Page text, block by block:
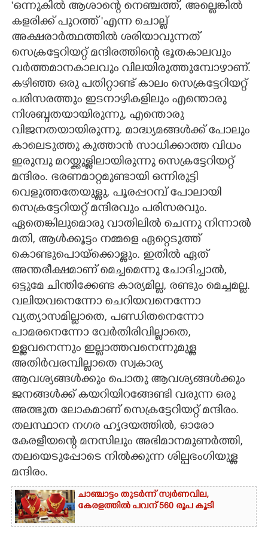
CARTOONS
LITERATURE
ZOOM
CONTACT US
'ഒന്നുകിൽ ആശാന്റെ നെഞ്ചത്ത്, അല്ലെങ്കിൽ
കളരിക്ക് പുറത്ത് 'എന്ന ചൊല്ല്
അക്ഷരാർത്ഥത്തിൽ ശരിയാവുന്നത്
സെക്രട്ടേറിയറ്റ് മന്ദിരത്തിന്റെ ഭൂതകാലവും
വർത്തമാനകാലവും വിലയിരുത്തുമ്പോഴാണ്.
കഴിഞ്ഞ ഒരു പതിറ്റാണ്ട് കാലം സെക്രട്ടേറിയറ്റ്
പരിസരത്തും ഇടനാഴികളിലും എന്തൊരു
നിശബ്ദതയായിരുന്നു, എന്തൊരു
വിജനതയായിരുന്നു. മാദ്ധ്യമങ്ങൾക്ക് പോലും
കാലെടുത്തു കുത്താൻ സാധിക്കാത്ത വിധം
ഇരുമ്പു മറയ്ക്കുള്ളിലായിരുന്നു സെക്രട്ടേറിയറ്റ്
മന്ദിരം. ഭരണമാറ്റമുണ്ടായി ഒന്നിരുട്ടി
വെളുത്തതേയുള്ളു, പൂരപ്പറമ്പ് പോലായി
സെക്രട്ടേറിയറ്റ് മന്ദിരവും പരിസരവും.
ഏതെങ്കിലുമൊരു വാതിലിൽ ചെന്നു നിന്നാൽ
മതി, ആൾക്കൂട്ടം നമ്മളെ ഏറ്റെടുത്ത്
കൊണ്ടുപൊയ്ക്കൊള്ളും. ഇതിൽ ഏത്
അന്തരീക്ഷമാണ് മെച്ചമെന്നു ചോദിച്ചാൽ,
ഒട്ടുമേ ചിന്തിക്കേണ്ട കാര്യമില്ല, രണ്ടും മെച്ചമല്ല.
വലിയവനെന്നോ ചെറിയവനെന്നോ
വ്യത്യാസമില്ലാതെ, പണ്ഡിതനെന്നോ
പാമരനെന്നോ വേർതിരിവില്ലാതെ,
ഉള്ളവനെന്നും ഇല്ലാത്തവനെന്നുമുള്ള
അതിർവരമ്പില്ലാതെ സ്വകാര്യ
ആവശ്യങ്ങൾക്കും പൊതു ആവശ്യങ്ങൾക്കും
ജനങ്ങൾക്ക് കയറിയിറങ്ങേണ്ടി വരുന്ന ഒരു
അത്ഭുത ലോകമാണ് സെക്രട്ടേറിയറ്റ് മന്ദിരം.
തലസ്ഥാന നഗര ഹൃദയത്തിൽ, ഓരോ
കേരളീയന്റെ മനസിലും അഭിമാനമുണർത്തി,
തലയെടുപ്പോടെ നിൽക്കുന്ന ശില്പഭംഗിയുള്ള
മന്ദിരം.
ചാഞ്ചാട്ടം തുടർന്ന് സ്വർണവില,
കേരളത്തിൽ പവന് 560 രൂപ കൂടി